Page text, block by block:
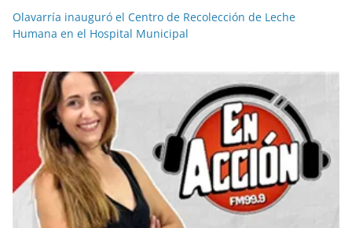
Olavarría inauguró el Centro de Recolección de Leche
Humana en el Hospital Municipal